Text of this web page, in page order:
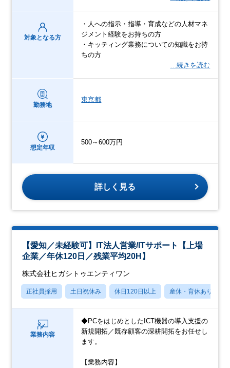
対象となる方
・人への指示・指導・育成などの人材マネ
ジメント経験をお持ちの方
・キッティング業務についての知識をお持
ちの方
…続きを読む
勤務地
東京都
想定年収
500～600万円
詳しく見る
【愛知／未経験可】IT法人営業/ITサポート【上場
企業／年休120日／残業平均20H】
株式会社ヒガシトゥエンティワン
正社員採用 土日祝休み 休日120日以上 産休・育休あり
業務内容
◆PCをはじめとしたICT機器の導入支援の
新規開拓／既存顧客の深耕開拓をお任せし
ます。
【業務内容】